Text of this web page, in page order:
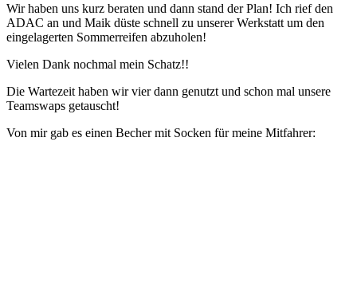
Wir haben uns kurz beraten und dann stand der Plan! Ich rief den
ADAC an und Maik düste schnell zu unserer Werkstatt um den
eingelagerten Sommerreifen abzuholen!
Vielen Dank nochmal mein Schatz!!
Die Wartezeit haben wir vier dann genutzt und schon mal unsere
Teamswaps getauscht!
Von mir gab es einen Becher mit Socken für meine Mitfahrer: